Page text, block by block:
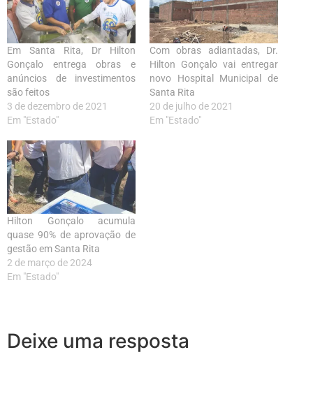
Em Santa Rita, Dr Hilton
Gonçalo entrega obras e
anúncios de investimentos
são feitos
3 de dezembro de 2021
Em "Estado"
Com obras adiantadas, Dr.
Hilton Gonçalo vai entregar
novo Hospital Municipal de
Santa Rita
20 de julho de 2021
Em "Estado"
Hilton Gonçalo acumula
quase 90% de aprovação de
gestão em Santa Rita
2 de março de 2024
Em "Estado"
Deixe uma resposta